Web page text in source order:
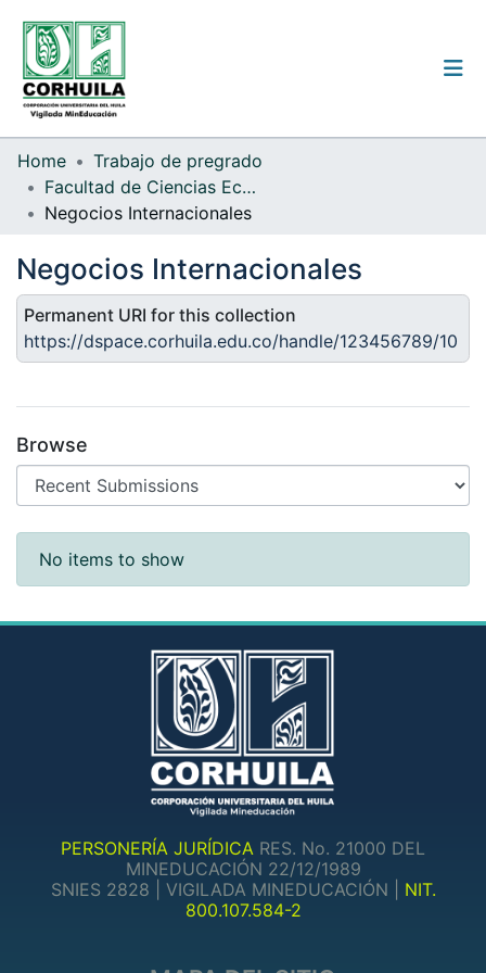
Institutional guidelines
Communities & Collections
Statistics
In
Home
Trabajo de pregrado
Facultad de Ciencias Económicas y Administrativas
Negocios Internacionales
Negocios Internacionales
Permanent URI for this collection
https://dspace.corhuila.edu.co/handle/123456789/10
Browse
Recent Submissions
No items to show
PERSONERÍA JURÍDICA RES. No. 21000 DEL
MINEDUCACIÓN 22/12/1989
SNIES 2828 | VIGILADA MINEDUCACIÓN | NIT.
800.107.584-2